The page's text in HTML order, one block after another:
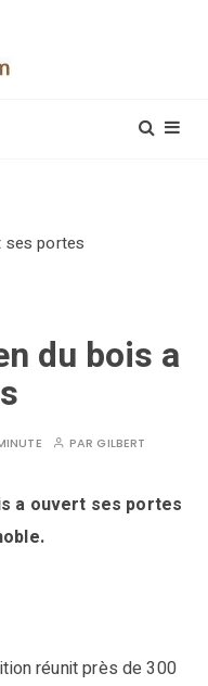
ses portes
du bois a
PARGILBERT
a ouvert ses portes
réunit près de 300